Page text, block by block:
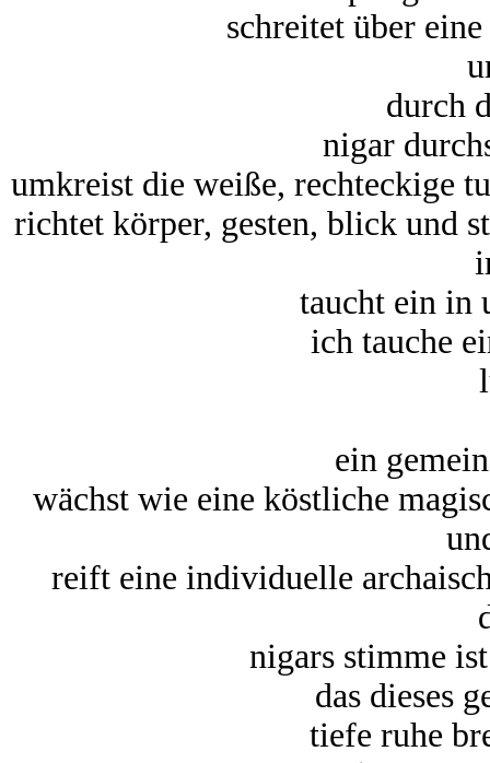
schreitet über
durch
nigar
umkreist die weiße, rechteckige
richtet körper, gesten, blick und
taucht ein in
ich tauche
ein
wächst wie eine köstliche
reift eine individuelle
nigars stimme
das dieses
tiefe ruhe